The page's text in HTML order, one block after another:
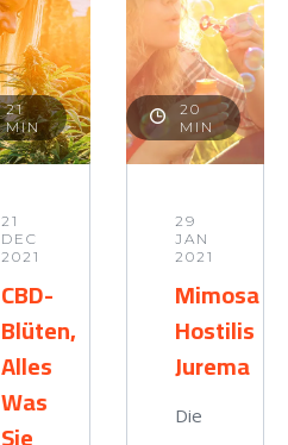
21
MIN
21
DEC
2021
CBD-
Blüten,
Alles
Was
20
MIN
29
JAN
2021
Mimosa
Hostilis
Jurema
Die